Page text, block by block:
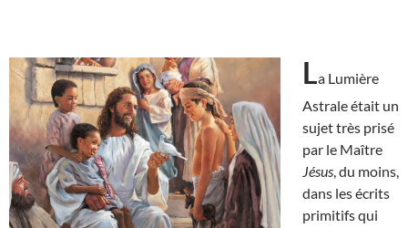
La Lumière
Astrale était un
sujet très prisé
par le Maître
Jésus , du moins,
dans les écrits
primitifs qui